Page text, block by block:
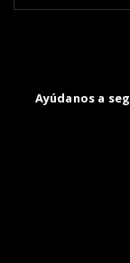
Ayúdanos a